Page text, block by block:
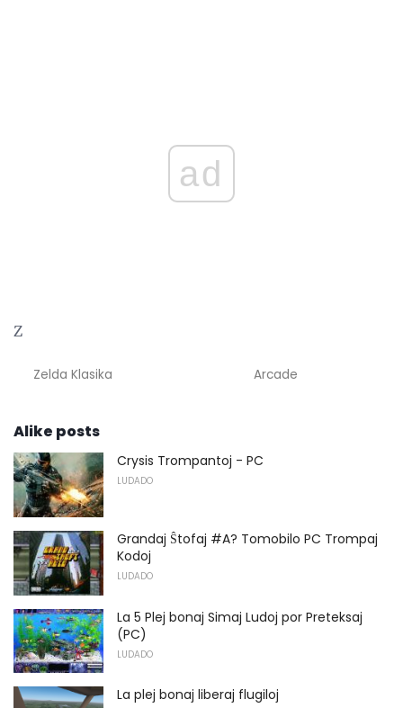
ad
Z
Zelda Klasika Arcade
Alike posts
Crysis Trompantoj - PC
LUDADO
Grandaj Ŝtofaj #A? Tomobilo PC Trompaj
Kodoj
LUDADO
La 5 Plej bonaj Simaj Ludoj por Preteksaj
(PC)
LUDADO
La plej bonaj liberaj flugiloj